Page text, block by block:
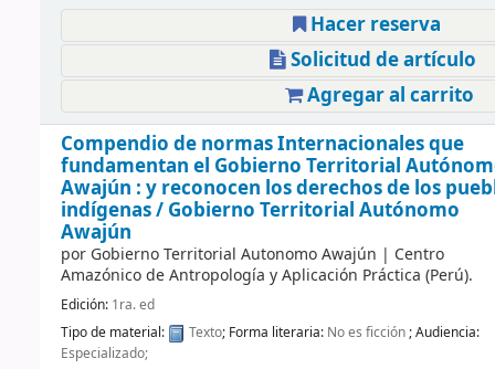
Hacer reserva
Solicitud de artículo
Agregar al carrito
Compendio de normas Internacionales que
fundamentan el Gobierno Territorial
Awajún : y reconocen los derechos de los
indígenas / Gobierno Territorial Autónomo
Awajún
por Gobierno Territorial Autonomo Awajún | Centro
Amazónico de Antropología y Aplicación Práctica (Perú).
Edición: 1ra. ed
Tipo de material:
Texto; Forma literaria: No es ficción; Audiencia:
Especializado;